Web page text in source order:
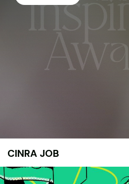
CINRA JOB